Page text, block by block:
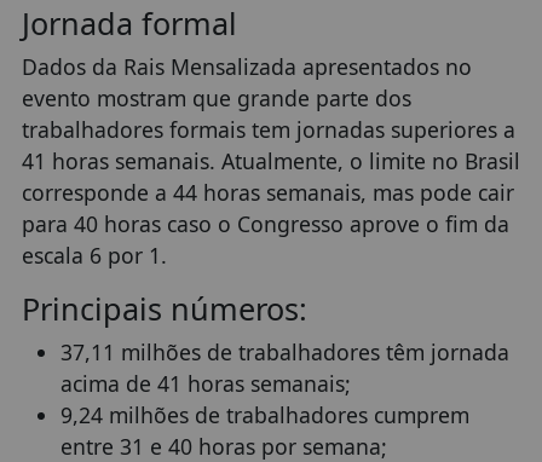
Jornada formal
Dados da Rais Mensalizada apresentados no
evento mostram que grande parte dos
trabalhadores formais tem jornadas superiores a
41 horas semanais. Atualmente, o limite no Brasil
corresponde a 44 horas semanais, mas pode cair
para 40 horas caso o Congresso aprove o fim da
escala 6 por 1.
Principais números:
37,11 milhões de trabalhadores têm jornada
acima de 41 horas semanais;
9,24 milhões de trabalhadores cumprem
entre 31 e 40 horas por semana;